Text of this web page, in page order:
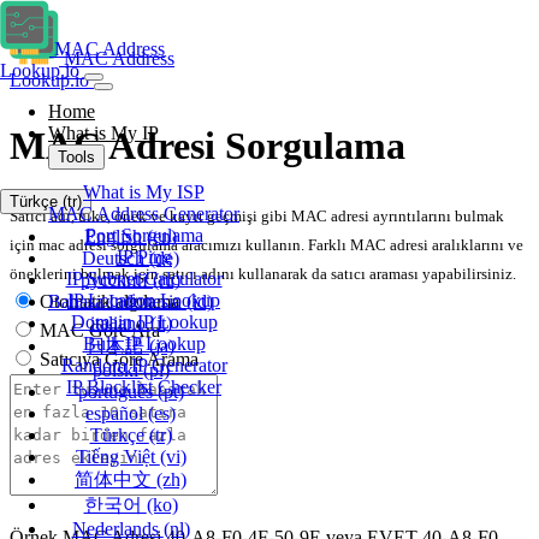
MAC Address
Lookup.io
MAC Address
Lookup.io
Home
What is My IP
Tools
What is My ISP
MAC Address Generator
Port Sorgulama
IP Ping
IP Subnet Calculator
IP Location Lookup
Domain IP Lookup
Bulk IP Lookup
Random IP Generator
IP Blacklist Checker
Türkçe (tr)
English(en)
Deutsch(de)
русский(ru)
Bahasa Indonesia(id)
italiano(it)
日本語(ja)
polski(pl)
português(pt)
español(es)
Türkçe(tr)
Tiếng Việt (vi)
简体中文 (zh)
한국어 (ko)
Nederlands(nl)
MAC Adresi Sorgulama
Satıcı adı, ülke, önek ve kayıt geçmişi gibi MAC adresi ayrıntılarını bulmak
için mac adresi sorgulama aracımızı kullanın. Farklı MAC adresi aralıklarını ve
öneklerini bulmak için satıcı adını kullanarak da satıcı araması yapabilirsiniz.
Otomatik algılama
MAC Göre Ara
Satıcıya Göre Arama